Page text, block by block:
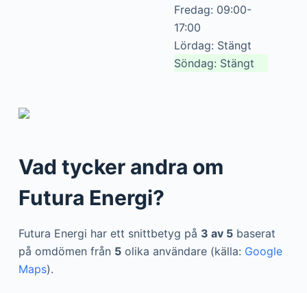
Fredag: 09:00-
17:00
Lördag: Stängt
Söndag: Stängt
Vad tycker andra om
Futura Energi?
Futura Energi har ett snittbetyg på 3 av 5baserat
på omdömen från 5olika användare (källa: Google
Maps).